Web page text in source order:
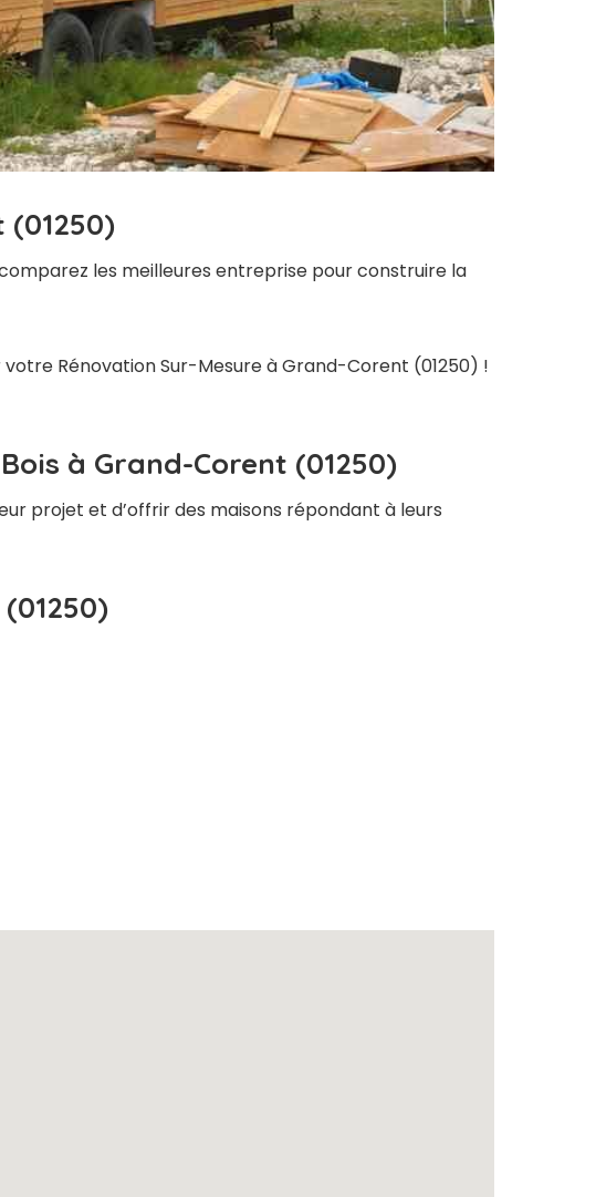
les meilleures entreprise pour construire la
Rénovation Sur-Mesure à Grand-Corent (01250) !
à Grand-Corent (01250)
projet et d’offrir des maisons répondant à leurs